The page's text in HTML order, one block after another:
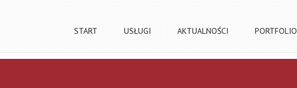
START USŁUGI AKTUALNOŚCI PORTFOLIO